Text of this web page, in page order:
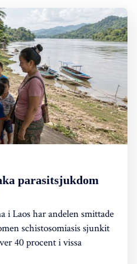
parasitsjukdom
i Laos har andelen smittade
schistosomiasis sjunkit
40 procent i vissa